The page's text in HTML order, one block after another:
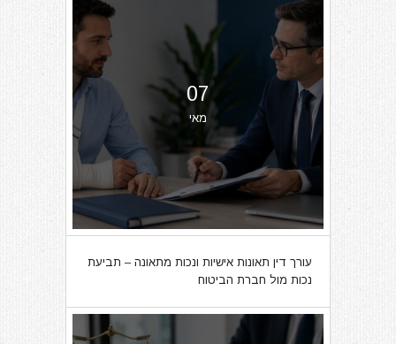
07
מאי
עורך דין תאונות אישיות ונכות מתאונה – תביעת
נכות מול חברת הביטוח